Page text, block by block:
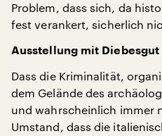
Problem, dass sich, da
fest verankert, sicherlich
Ausstellung mit Diebesgut
Dass die Kriminalität,
dem Gelände des
und wahrscheinlich immer
Umstand, dass die